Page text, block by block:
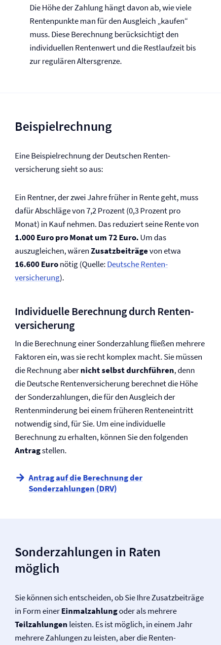
Die Höhe der Zahlung hängt davon ab, wie viele
Rentenpunkte man für den Ausgleich „kaufen“
muss. Diese Berechnung berücksichtigt den
individuellen Rentenwert und die Restlaufzeit bis
zur regulären Altersgrenze.
Beispielrechnung
Eine Beispielrechnung der Deutschen Renten­
versicherung sieht so aus:
Ein Rentner, der zwei Jahre früher in Rente geht, muss
dafür Abschläge von 7,2 Prozent (0,3 Prozent pro
Monat) in Kauf nehmen. Das reduziert seine Rente von
1.000 Euro pro Monat um 72 Euro. Um das
auszugleichen, wärenZusatzbeiträgevon etwa
16.600 Euronötig (Quelle: Deutsche Renten­
versicherung).
Individuelle Berechnung durch Renten­
versicherung
In die Berechnung einer Sonderzahlung fließen mehrere
Faktoren ein, was sie recht komplex macht. Sie müssen
die Rechnung abernicht selbst durchführen, denn
die Deutsche Renten­versicherung berechnet die Höhe
der Sonderzahlungen, die für den Ausgleich der
Rentenminderung bei einem früheren Renteneintritt
notwendig sind, für Sie. Um eine individuelle
Berechnung zu erhalten, können Sie den folgenden
Antragstellen.
Antrag auf die Berechnung der
Sonderzahlungen (DRV)
Sonderzahlungen in Raten
möglich
Sie können sich entscheiden, ob Sie Ihre Zusatzbeiträge
in Form einerEinmalzahlungoder als mehrere
Teilzahlungen leisten. Es ist möglich, in einem Jahr
mehrere Zahlungen zu leisten, aber die Renten­